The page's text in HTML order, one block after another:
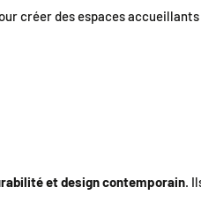
créer des espaces
et design contemporain.